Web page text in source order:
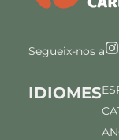
Segueix-nos a
IDIOMES